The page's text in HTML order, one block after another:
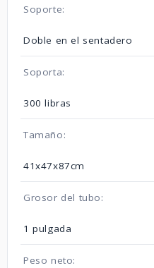
Soporte:
Doble en el sentadero
Soporta:
300 libras
Tamaño:
41x47x87cm
Grosor del tubo:
1 pulgada
Peso neto: